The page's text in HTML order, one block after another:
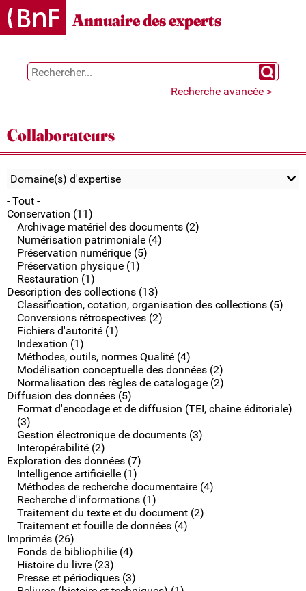
Gestion des cookies
Annuaire des experts
Chercher
Recherche avancée >
Collaborateurs
Domaine(s) d'expertise
- Tout -
Conservation (11)
Archivage matériel des documents (2)
Numérisation patrimoniale (4)
Préservation numérique (5)
Préservation physique (1)
Restauration (1)
Description des collections (13)
Classification, cotation, organisation des collections (5)
Conversions rétrospectives (2)
Fichiers d'autorité (1)
Indexation (1)
Méthodes, outils, normes Qualité (4)
Modélisation conceptuelle des données (2)
Normalisation des règles de catalogage (2)
Diffusion des données (5)
Format d'encodage et de diffusion (TEI, chaîne éditoriale)
(3)
Gestion électronique de documents (3)
Interopérabilité (2)
Exploration des données (7)
Intelligence artificielle (1)
Méthodes de recherche documentaire (4)
Recherche d'informations (1)
Traitement du texte et du document (2)
Traitement et fouille de données (4)
Imprimés (26)
Fonds de bibliophilie (4)
Histoire du livre (23)
Presse et périodiques (3)